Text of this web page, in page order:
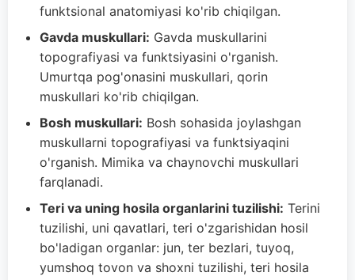
funktsional anatomiyasi ko'rib chiqilgan.
Gavda muskullari: Gavda muskullarini
topografiyasi va funktsiyasini o'rganish.
Umurtqa pog'onasini muskullari, qorin
muskullari ko'rib chiqilgan.
Bosh muskullari: Bosh sohasida joylashgan
muskullarni topografiyasi va funktsiyaqini
o'rganish. Mimika va chaynovchi muskullari
farqlanadi.
Teri va uning hosila organlarini tuzilishi: Terini
tuzilishi, uni qavatlari, teri o'zgarishidan hosil
bo'ladigan organlar: jun, ter bezlari, tuyoq,
yumshoq tovon va shoxni tuzilishi, teri hosila